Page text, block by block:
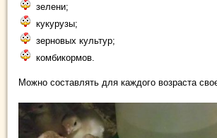
зелени;
кукурузы;
зерновых культур;
комбикормов.
Можно составлять для каждого возраста